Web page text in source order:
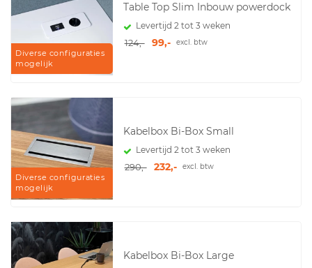
Diverse configuraties
mogelijk
Table Top Slim Inbouw powerdock
Levertijd 2 tot 3 weken
124,- 99,- excl. btw
Diverse configuraties
mogelijk
Kabelbox Bi-Box Small
Levertijd 2 tot 3 weken
290,- 232,- excl. btw
Kabelbox Bi-Box Large